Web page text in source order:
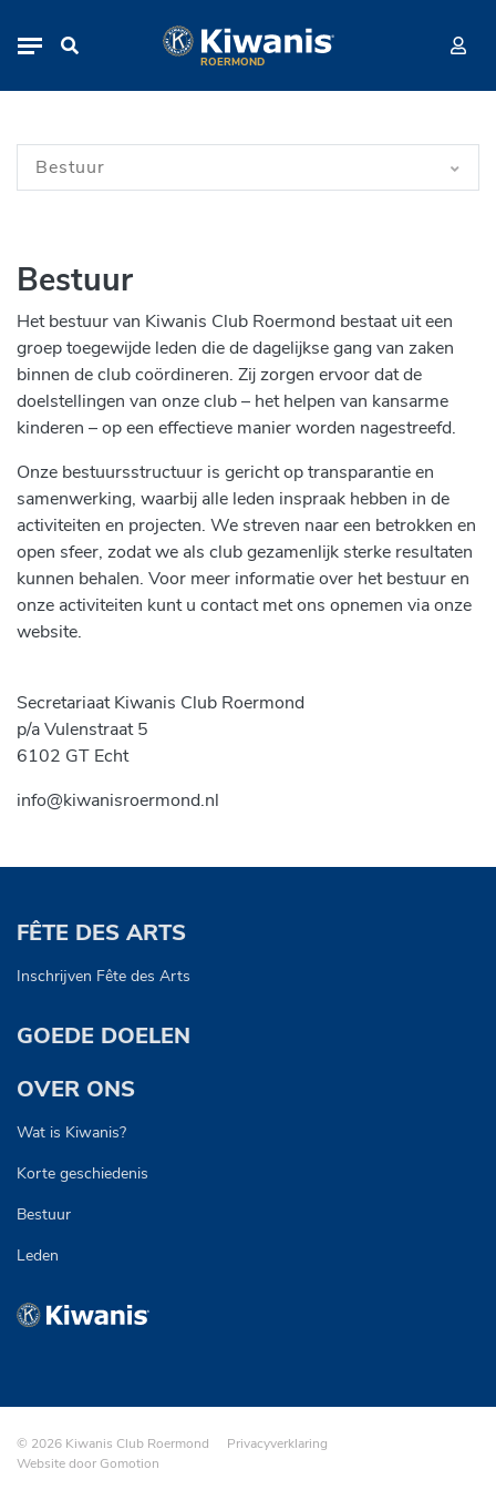
ROERMOND
Navigation
Bestuur
Bestuur
Het bestuur van Kiwanis Club Roermond bestaat uit een
groep toegewijde leden die de dagelijkse gang van zaken
binnen de club coördineren. Zij zorgen ervoor dat de
doelstellingen van onze club – het helpen van kansarme
kinderen – op een effectieve manier worden nagestreefd.
Onze bestuursstructuur is gericht op transparantie en
samenwerking, waarbij alle leden inspraak hebben in de
activiteiten en projecten. We streven naar een betrokken en
open sfeer, zodat we als club gezamenlijk sterke resultaten
kunnen behalen. Voor meer informatie over het bestuur en
onze activiteiten kunt u contact met ons opnemen via onze
website.
Secretariaat Kiwanis Club Roermond
p/a Vulenstraat 5
6102 GT Echt
info@kiwanisroermond.nl
FÊTE DES ARTS
Inschrijven Fête des Arts
GOEDE DOELEN
OVER ONS
Wat is Kiwanis?
Korte geschiedenis
Bestuur
Leden
Navigation
© 2026 Kiwanis Club Roermond
Privacyverklaring
Website door Gomotion